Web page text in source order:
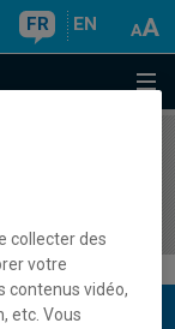
FR EN
collecter des
votre
contenus vidéo,
etc. Vous